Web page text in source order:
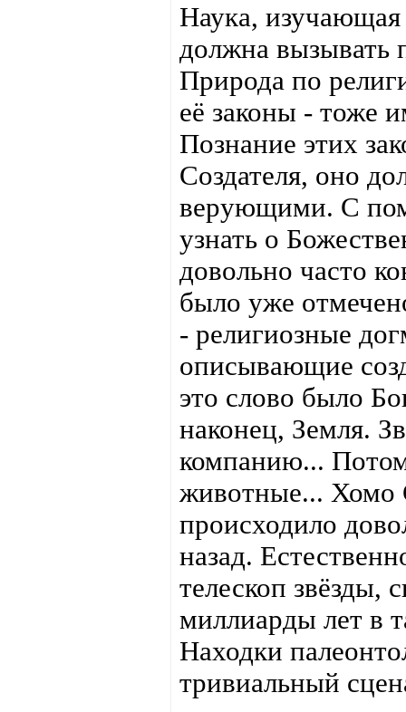
Наука,
должна вызывать
Природа по
её законы - тоже
Познание этих
Создателя, оно
верующими. С
узнать о
довольно часто
было уже
- религиозные
описывающие
это слово было
наконец, Земля.
компанию...
животные... Хомо
происходило
назад.
телескоп звёзды,
миллиарды лет в
Находки
тривиальный